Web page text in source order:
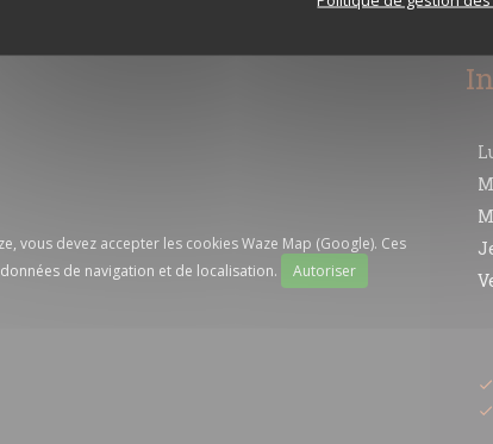
vous devez accepter les cookies Waze Map (Google). Ces
de navigation et de localisation.
Autoriser